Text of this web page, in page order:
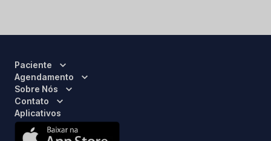
Paciente
Agendamento
Sobre Nós
Contato
Aplicativos